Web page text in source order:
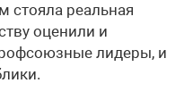
стояла реальная
оценили и
лидеры, и